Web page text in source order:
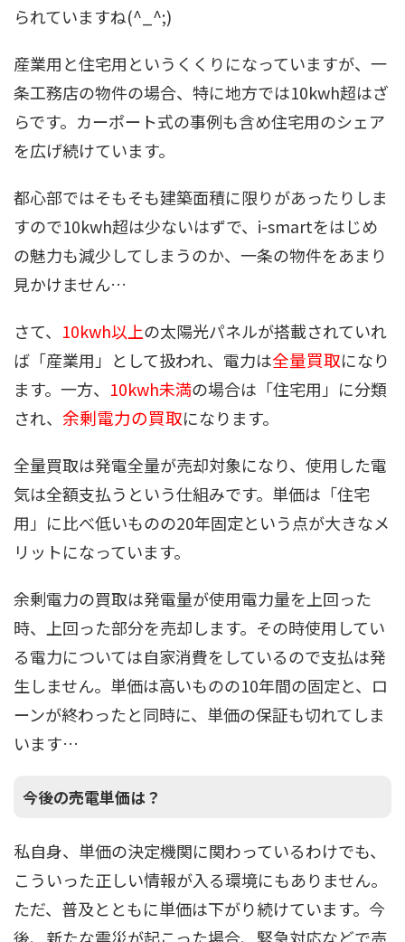
られていますね(^_^;)
産業用と住宅用というくくりになっていますが、一
条工務店の物件の場合、特に地方では10kwh超はざ
らです。カーポート式の事例も含め住宅用のシェア
を広げ続けています。
都心部ではそもそも建築面積に限りがあったりしま
すので10kwh超は少ないはずで、i-smartをはじめ
の魅力も減少してしまうのか、一条の物件をあまり
見かけません…
さて、 10kwh以上の太陽光パネルが搭載されていれ
ば「産業用」として扱われ、電力は全量買取になり
ます。一方、 10kwh未満の場合は「住宅用」に分類
され、 余剰電力の買取になります。
全量買取は発電全量が売却対象になり、使用した電
気は全額支払うという仕組みです。単価は「住宅
用」に比べ低いものの20年固定という点が大きなメ
リットになっています。
余剰電力の買取は発電量が使用電力量を上回った
時、上回った部分を売却します。その時使用してい
る電力については自家消費をしているので支払は発
生しません。単価は高いものの10年間の固定と、ロ
ーンが終わったと同時に、単価の保証も切れてしま
います…
今後の売電単価は？
私自身、単価の決定機関に関わっているわけでも、
こういった正しい情報が入る環境にもありません。
ただ、普及とともに単価は下がり続けています。今
後、新たな震災が起こった場合、緊急対応などで売